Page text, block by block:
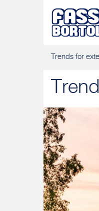
Trends for